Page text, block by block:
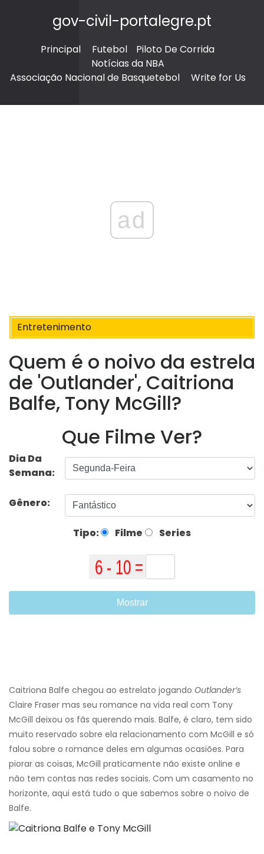
gov-civil-portalegre.pt
Principal Futebol
Piloto De Corrida
Notícias da NBA
Associação Nacional de Basquetebol
Write for Us
ad
Entretenimento
Quem é o noivo da estrela
de 'Outlander', Caitriona
Balfe, Tony McGill?
Que Filme Ver?
Dia Da
Semana:
Gênero:
Tipo: Filme Series
Mostrar
Caitriona Balfe chegou ao estrelato jogando Outlander’s
Claire Fraser mas seu romance na vida real com Tony
McGill deixou os fãs querendo mais. Balfe, é claro, tem sido
muito reservado sobre ela relacionamento com McGill e só
falou sobre o romance deles em algumas ocasiões. Para
piorar as coisas, McGill praticamente não existe online e
não tem contas nas redes sociais. Com um casamento no
horizonte, aqui está tudo o que sabemos sobre o noivo de
Balfe.